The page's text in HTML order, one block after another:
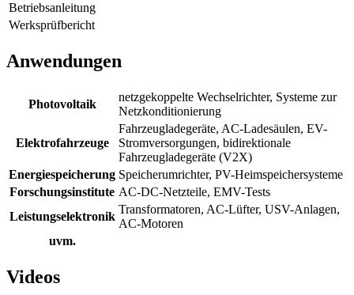
Betriebsanleitung
Werksprüfbericht
Anwendungen
Photovoltaik
netzgekoppelte Wechselrichter, Systeme zur
Netzkonditionierung
Elektrofahrzeuge
Fahrzeugladegeräte, AC-Ladesäulen, EV-
Stromversorgungen, bidirektionale
Fahrzeugladegeräte (V2X)
Energiespeicherung Speicherumrichter, PV-Heimspeichersysteme
Forschungsinstitute AC-DC-Netzteile, EMV-Tests
Leistungselektronik
Transformatoren, AC-Lüfter, USV-Anlagen,
AC-Motoren
uvm.
Videos